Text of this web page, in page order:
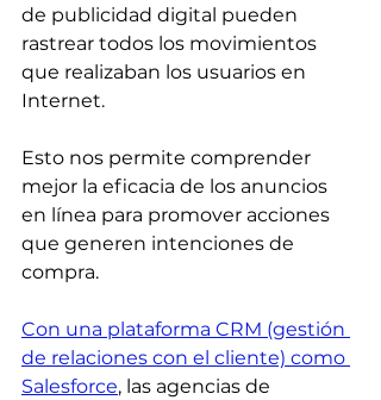
de publicidad digital pueden
rastrear todos los movimientos
que realizaban los usuarios en
Internet.
Esto nos permite comprender
mejor la eficacia de los anuncios
en línea para promover acciones
que generen intenciones de
compra.
Con una plataforma CRM (gestión
de relaciones con el cliente) como
Salesforce, las agencias de